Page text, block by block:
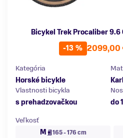
Bicykel Trek Procaliber 9.6
-13 % 2099,00
Kategória
Horské bicykle
Vlastnosti bicykla
s prehadzovačkou
do
Veľkosť
M
165 - 176 cm